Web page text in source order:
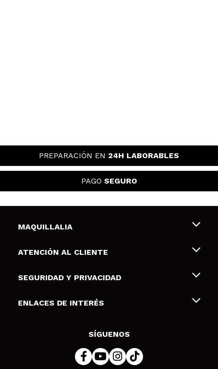
PREPARACIÓN EN 24H LABORABLES
PAGO SEGURO
MAQUILLALIA
Sobre nosotros
Tarjetas de Regalo
ATENCIÓN AL CLIENTE
Envíos y devoluciones
Formas de pago
SEGURIDAD Y PRIVACIDAD
Terminos y condiciones de uso
Política de cookies
ENLACES DE INTERÉS
SÍGUENOS